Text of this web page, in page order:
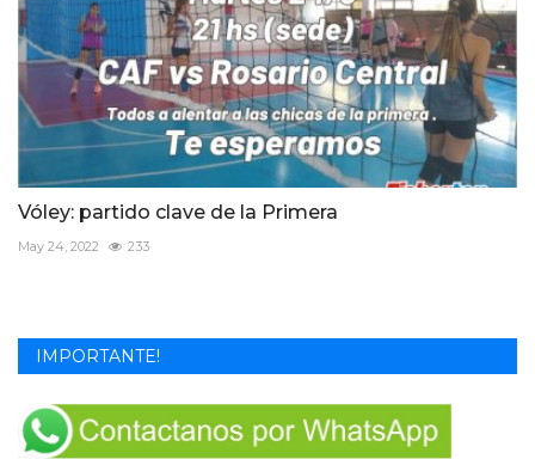
Vóley: partido clave de la Primera
May 24, 2022 233
IMPORTANTE!